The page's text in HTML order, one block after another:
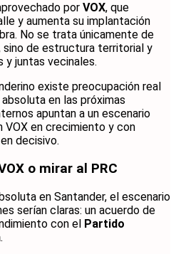
por VOX, que
y aumenta su implantación
No se trata únicamente de
sino de estructura territorial y
y juntas vecinales.
existe preocupación real
en las próximas
apuntan a un escenario
VOX en crecimiento y con
decisivo.
o mirar al PRC
en Santander, el escenario
serían claras: un acuerdo de
con el Partido
.